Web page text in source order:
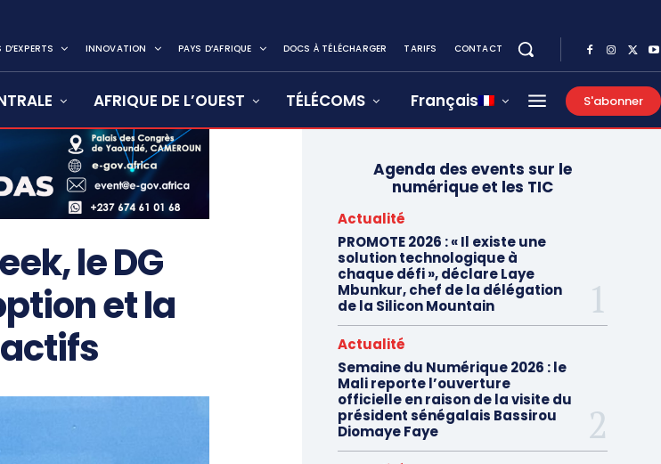
INNOVATION PAYS D’AFRIQUE DOCS À TÉLÉCHARGER TARIFS CONTACT
AFRIQUE DE L’OUEST TÉLÉCOMS Français S'abonner
le DG
et la
Agenda des events sur le
numérique et les TIC
Actualité
PROMOTE 2026 : « Il existe une
solution technologique à
chaque défi », déclare Laye
Mbunkur, chef de la délégation
de la Silicon Mountain
Actualité
Semaine du Numérique 2026 : le
Mali reporte l’ouverture
officielle en raison de la visite du
président sénégalais Bassirou
Diomaye Faye